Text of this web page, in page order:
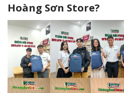
Hoàng Sơn Store?